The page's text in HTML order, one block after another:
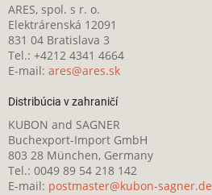
ARES, spol. s r. o.
Elektrárenská 12091
831 04 Bratislava 3
Tel.: +4212 4341 4664
E-mail: ares@ares.sk
Distribúcia v zahraničí
KUBON and SAGNER
Buchexport-Import GmbH
803 28 München, Germany
Tel.: 0049 89 54 218 142
E-mail: postmaster@kubon-sagner.de